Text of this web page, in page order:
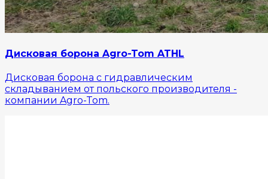
Дисковая борона Agro-Tom ATHL
Дисковая борона с гидравлическим
складыванием от польского производителя -
компании Agro-Tom.